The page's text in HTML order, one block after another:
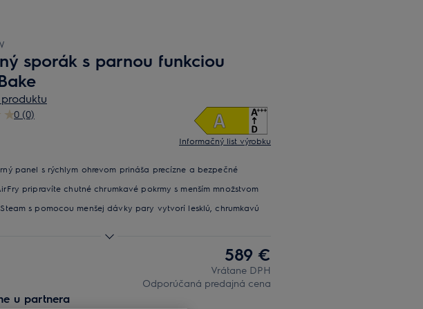
sporák s parnou funkciou
0 (0)
Informačný list výrobku
panel s rýchlym ohrevom prináša precízne a bezpečné
pripravíte chutné chrumkavé pokrmy s menším množstvom
s pomocou menšej dávky pary vytvorí lesklú, chrumkavú
589 €
Vrátane DPH
Odporúčaná predajná cena
u partnera